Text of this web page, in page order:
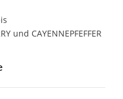
und CAYENNEPFEFFER